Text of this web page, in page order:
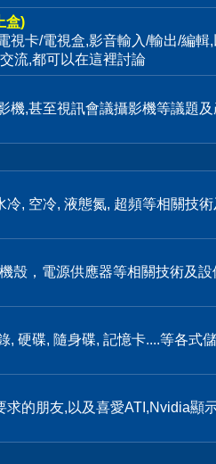
盒)
視卡/電視盒,影音輸入/輸出/編輯
流,都可以在這裡討論
機,甚至視訊會議攝影機等議題
冷, 空冷, 液態氮, 超頻等相關技
殼，電源供應器等相關技術及
, 硬碟, 隨身碟, 記憶卡....等各式
求的朋友,以及喜愛ATI,Nvidia顯